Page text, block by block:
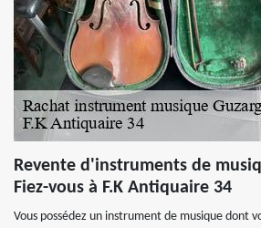
Revente d'instruments de
Fiez-vous à F.K Antiquaire 34
Vous possédez un instrument de musique dont